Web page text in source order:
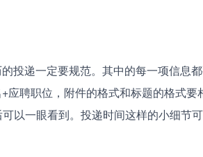
投递一定要规范。其中的每一项信息
应聘职位，附件的格式和标题的格式
以一眼看到。投递时间这样的小细节